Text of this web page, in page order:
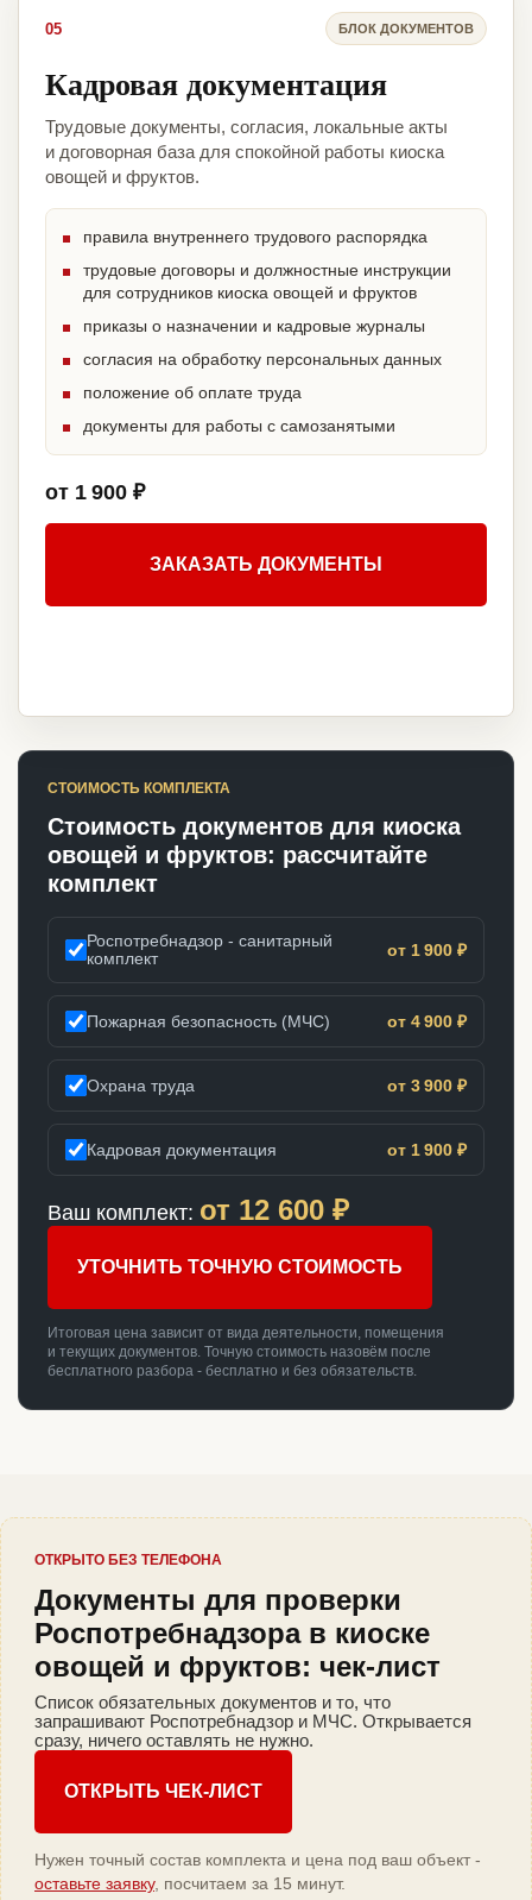
05 БЛОК ДОКУМЕНТОВ
Кадровая документация
Трудовые документы, согласия, локальные акты
и договорная база для спокойной работы киоска
овощей и фруктов.
правила внутреннего трудового распорядка
трудовые договоры и должностные инструкции
для сотрудников киоска овощей и фруктов
приказы о назначении и кадровые журналы
согласия на обработку персональных данных
положение об оплате труда
документы для работы с самозанятыми
от 1 900 ₽
ЗАКАЗАТЬ ДОКУМЕНТЫ
СТОИМОСТЬ КОМПЛЕКТА
Стоимость документов для киоска
овощей и фруктов: рассчитайте
комплект
Роспотребнадзор - санитарный
комплект
от 1 900 ₽
Пожарная безопасность (МЧС) от 4 900 ₽
Охрана труда от 3 900 ₽
Кадровая документация от 1 900 ₽
Ваш комплект: от 12 600 ₽
УТОЧНИТЬ ТОЧНУЮ СТОИМОСТЬ
Итоговая цена зависит от вида деятельности, помещения
и текущих документов. Точную стоимость назовём после
бесплатного разбора - бесплатно и без обязательств.
ОТКРЫТО БЕЗ ТЕЛЕФОНА
Документы для проверки
Роспотребнадзора в киоске
овощей и фруктов: чек-лист
Список обязательных документов и то, что
запрашивают Роспотребнадзор и МЧС. Открывается
сразу, ничего оставлять не нужно.
ОТКРЫТЬ ЧЕК-ЛИСТ
Нужен точный состав комплекта и цена под ваш объект -
оставьте заявку, посчитаем за 15 минут.